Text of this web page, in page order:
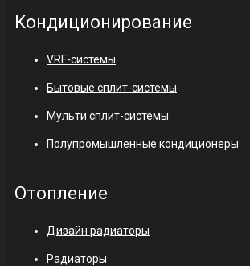
Кондиционирование
VRF-системы
Бытовые сплит-системы
Мульти сплит-системы
Полупромышленные кондиционеры
Отопление
Дизайн радиаторы
Радиаторы